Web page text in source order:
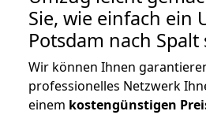
Sie, wie einfach ein
Potsdam nach
Wir können Ihnen
professionelles Netzwerk
einem kostengünstigen